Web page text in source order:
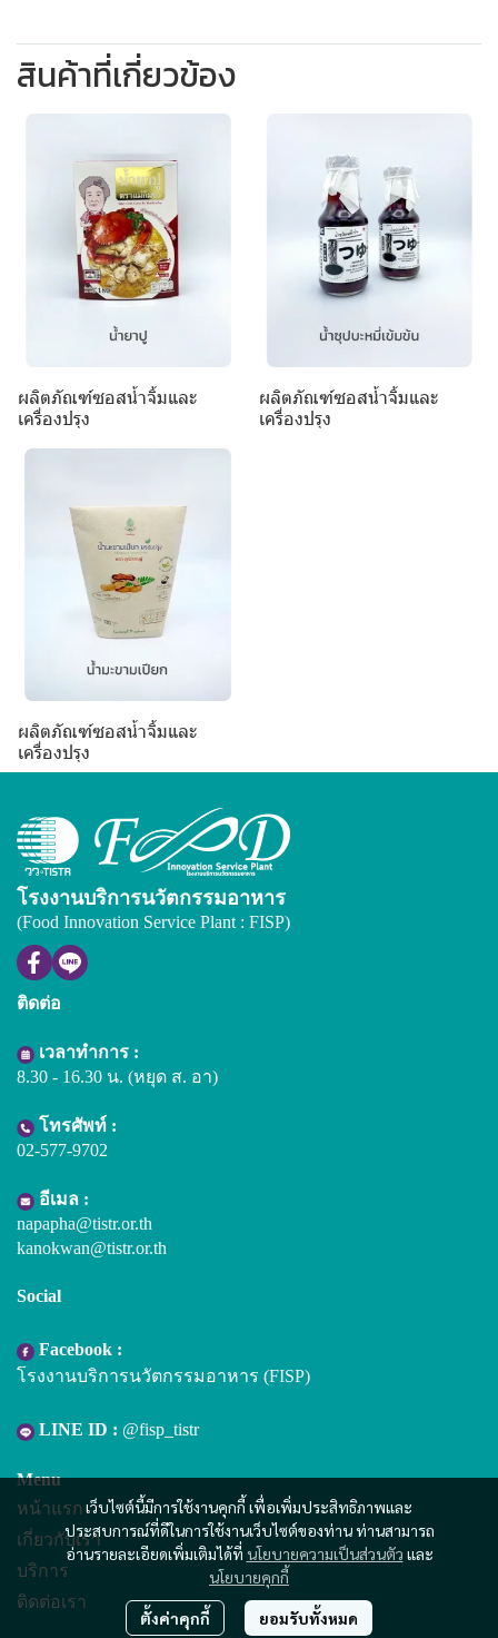
สินค้าที่เกี่ยวข้อง
ผลิตภัณฑ์ซอสน้ำจิ้มและ
เครื่องปรุง
ผลิตภัณฑ์ซอสน้ำจิ้มและ
เครื่องปรุง
ผลิตภัณฑ์ซอสน้ำจิ้มและ
เครื่องปรุง
เว็บไซต์นี้มีการใช้งานคุกกี้ เพื่อเพิ่มประสิทธิภาพและ
ประสบการณ์ที่ดีในการใช้งานเว็บไซต์ของท่าน ท่านสามารถ
อ่านรายละเอียดเพิ่มเติมได้ที่ นโยบายความเป็นส่วนตัว และ
นโยบายคุกกี้
ตั้งค่าคุกกี้ ยอมรับทั้งหมด
โรงงานบริการนวัตกรรมอาหาร
(Food Innovation Service Plant : FISP)
ติดต่อ
เวลาทำการ :
8.30 - 16.30 น. (หยุด ส. อา)
โทรศัพท์ :
02-577-9702
อีเมล :
napapha@tistr.or.th
kanokwan@tistr.or.th
Social
Facebook :
โรงงานบริการนวัตกรรมอาหาร (FISP)
LINE ID : @fisp_tistr
Menu
หน้าแรก
เกี่ยวกับเรา
บริการ
ติดต่อเรา